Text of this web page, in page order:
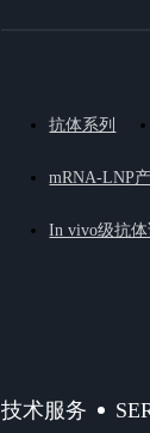
抗体系列
mRNA-LNP
In vivo级抗体
技术服务